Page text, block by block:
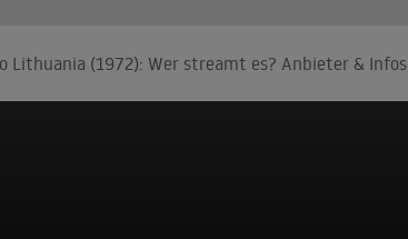
Lithuania (1972): Wer streamt es? Anbieter & Infos